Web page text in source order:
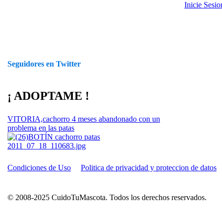
Seguidores en Twitter
¡ ADOPTAME !
VITORIA,cachorro 4 meses abandonado con un
problema en las patas
Inicie
Condiciones de Uso Politica de privacidad y proteccion de datos
© 2008-2025 CuidoTuMascota. Todos los derechos reservados.